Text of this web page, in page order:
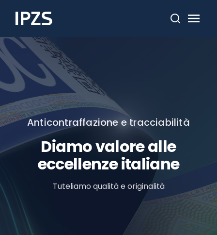
Cerca
Anticontraffazione e tracciabilità
Diamo valore alle
eccellenze italiane
Tuteliamo qualità e originalità